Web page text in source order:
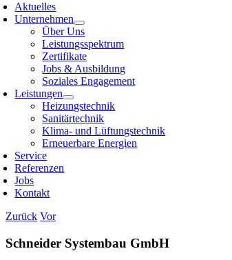
Aktuelles
Unternehmen
Über Uns
Leistungsspektrum
Zertifikate
Jobs & Ausbildung
Soziales Engagement
Leistungen
Heizungstechnik
Sanitärtechnik
Klima- und Lüftungstechnik
Erneuerbare Energien
Service
Referenzen
Jobs
Kontakt
Zurück Vor
Schneider Systembau GmbH